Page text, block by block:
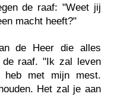
de raaf: "Weet jij
macht heeft?"
de Heer die alles
de raaf. "Ik zal leven
heb met mijn mest.
Het zal je aan